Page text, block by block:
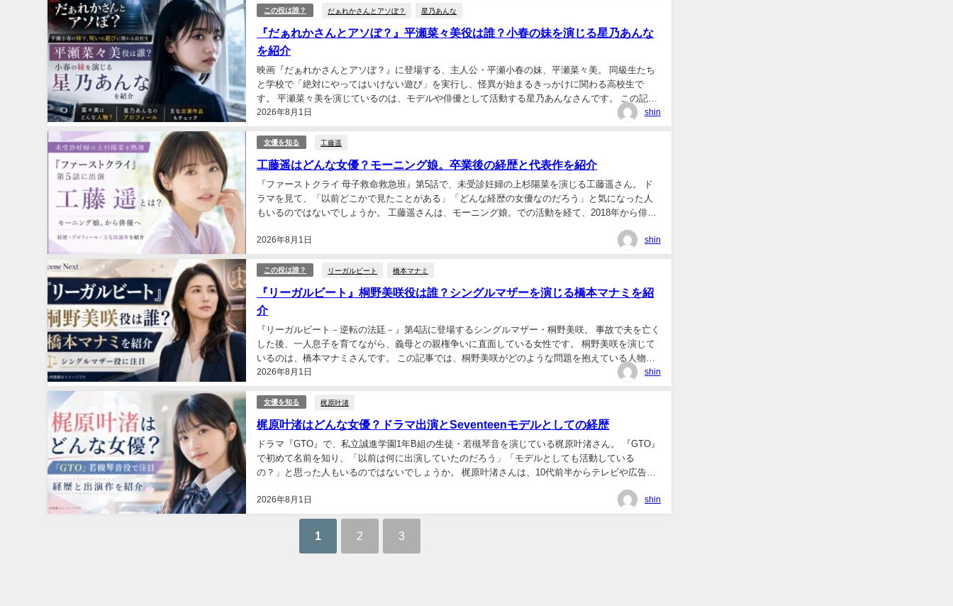
この役は誰？ だぁれかさんとアソぼ？ 星乃あんな
『だぁれかさんとアソぼ？』平瀬菜々美役は誰？小春の妹を演じる星乃あんな
を紹介
2026年8月1日
映画『だぁれかさんとアソぼ？』に登場する、主人公・平瀬小春の妹、平瀬菜々美。 同級生たち
と学校で「絶対にやってはいけない遊び」を実行し、怪異が始まるきっかけに関わる高校生で
す。 平瀬菜々美を演じているのは、モデルや俳優として活動する星乃あんなさんです。 この記事
では、平瀬菜々美がどのような人物なのか、演じる星乃あんなさ...
shin
女優を知る 工藤遥
工藤遥はどんな女優？モーニング娘。卒業後の経歴と代表作を紹介
2026年8月1日
『ファーストクライ 母子救命救急班』第5話で、未受診妊婦の上杉陽菜を演じる工藤遥さん。 ド
ラマを見て、「以前どこかで見たことがある」「どんな経歴の女優なのだろう」と気になった人
もいるのではないでしょうか。 工藤遥さんは、モーニング娘。での活動を経て、2018年から俳優
shin
この役は誰？ リーガルビート 橋本マナミ
『リーガルビート』桐野美咲役は誰？シングルマザーを演じる橋本マナミを紹
介
2026年8月1日
『リーガルビート－逆転の法廷－』第4話に登場するシングルマザー・桐野美咲。 事故で夫を亡く
した後、一人息子を育てながら、義母との親権争いに直面している女性です。 桐野美咲を演じて
いるのは、橋本マナミさんです。 この記事では、桐野美咲がどのような問題を抱えている人物な
のか、演じる橋本マナミさんの簡単なプロフィールや主な出...
shin
女優を知る 梶原叶渚
梶原叶渚はどんな女優？ドラマ出演とSeventeenモデルとしての経歴
2026年8月1日
ドラマ『GTO』で、私立誠進学園1年B組の生徒・若槻琴音を演じている梶原叶渚さん。 『GTO』
で初めて名前を知り、「以前は何に出演していたのだろう」「モデルとしても活動している
の？」と思った人もいるのではないでしょうか。 梶原叶渚さんは、10代前半からテレビや広告な
shin
1 2 3